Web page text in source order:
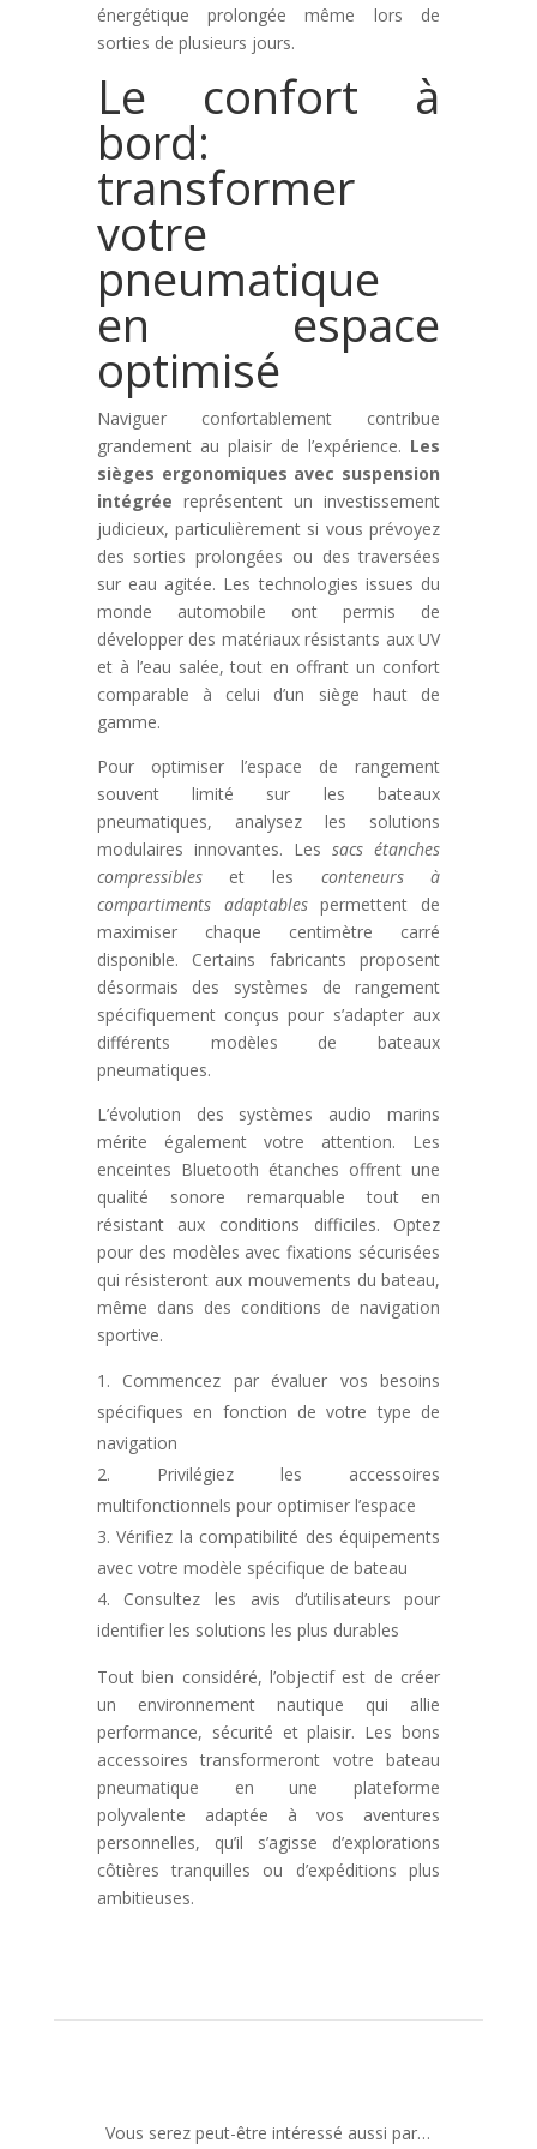
énergétique prolongée même lors de
sorties de plusieurs jours.
Le confort à
bord:
transformer
votre
pneumatique
en espace
optimisé
Naviguer confortablement contribue
grandement au plaisir de l’expérience. Les
sièges ergonomiques avec suspension
intégrée représentent un investissement
judicieux, particulièrement si vous prévoyez
des sorties prolongées ou des traversées
sur eau agitée. Les technologies issues du
monde automobile ont permis de
développer des matériaux résistants aux UV
et à l’eau salée, tout en offrant un confort
comparable à celui d’un siège haut de
gamme.
Pour optimiser l’espace de rangement
souvent limité sur les bateaux
pneumatiques, analysez les solutions
modulaires innovantes. Lessacs étanches
compressibleset les conteneurs à
compartiments adaptablespermettent de
maximiser chaque centimètre carré
disponible. Certains fabricants proposent
désormais des systèmes de rangement
spécifiquement conçus pour s’adapter aux
différents modèles de bateaux
pneumatiques.
L’évolution des systèmes audio marins
mérite également votre attention. Les
enceintes Bluetooth étanches offrent une
qualité sonore remarquable tout en
résistant aux conditions difficiles. Optez
pour des modèles avec fixations sécurisées
qui résisteront aux mouvements du bateau,
même dans des conditions de navigation
sportive.
Commencez par évaluer vos besoins
spécifiques en fonction de votre type de
navigation
Privilégiez les accessoires
multifonctionnels pour optimiser l’espace
Vérifiez la compatibilité des équipements
avec votre modèle spécifique de bateau
Consultez les avis d’utilisateurs pour
identifier les solutions les plus durables
Tout bien considéré, l’objectif est de créer
un environnement nautique qui allie
performance, sécurité et plaisir. Les bons
accessoires transformeront votre bateau
pneumatique en une plateforme
polyvalente adaptée à vos aventures
personnelles, qu’il s’agisse d’explorations
côtières tranquilles ou d’expéditions plus
ambitieuses.
Vous serez peut-être intéressé aussi par…